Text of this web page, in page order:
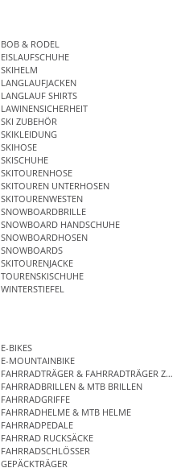
BOB & RODEL
EISLAUFSCHUHE
SKIHELM
LANGLAUFJACKEN
LANGLAUF SHIRTS
LAWINENSICHERHEIT
SKI ZUBEHÖR
SKIKLEIDUNG
SKIHOSE
SKISCHUHE
SKITOURENHOSE
SKITOUREN UNTERHOSEN
SKITOURENWESTEN
SNOWBOARDBRILLE
SNOWBOARD HANDSCHUHE
SNOWBOARDHOSEN
SNOWBOARDS
SKITOURENJACKE
TOURENSKISCHUHE
WINTERSTIEFEL
E-BIKES
E-MOUNTAINBIKE
FAHRRADTRÄGER & FAHRRADTRÄGER
FAHRRADBRILLEN & MTB BRILLEN
FAHRRADGRIFFE
FAHRRADHELME & MTB HELME
FAHRRADPEDALE
FAHRRAD RUCKSÄCKE
FAHRRADSCHLÖSSER
GEPÄCKTRÄGER